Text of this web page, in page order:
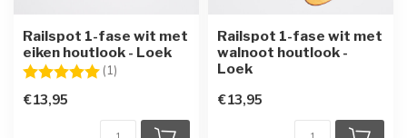
Railspot 1-fase wit met
eiken houtlook - Loek
Beoordeling: (1)
€13,95
Railspot 1-fase wit met
walnoot houtlook -
Loek
€13,95